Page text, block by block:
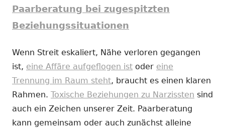
Paarberatung bei zugespitzten
Beziehungssituationen
Wenn Streit eskaliert, Nähe verloren gegangen
ist, eine Affäre aufgeflogen ist oder eine
Trennung im Raum steht, braucht es einen klaren
Rahmen. Toxische Beziehungen zu Narzissten sind
auch ein Zeichen unserer Zeit. Paarberatung
kann gemeinsam oder auch zunächst alleine